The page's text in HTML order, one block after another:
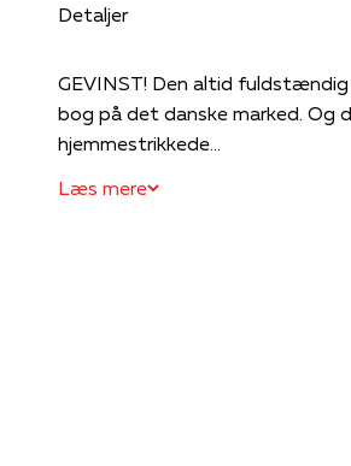
Detaljer
GEVINST! Den altid
bog på det danske marked. Og
hjemmestrikkede...
Læs mere